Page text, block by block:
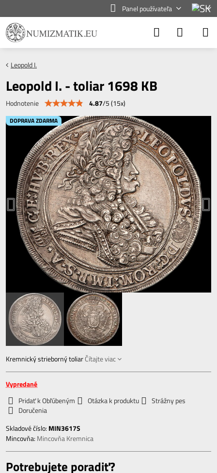
Panel používateľa
DOPRAVA ZDARMA
Leopold I.
Leopold I. - toliar 1698 KB
Hodnotenie 4.87/5(15x)
Kremnický strieborný toliarČítajte viac
Vypredané
Pridať k Obľúbeným
Otázka k produktu
Strážny pes
Doručenia
Skladové číslo: MIN3617S
Mincovňa: Mincovňa Kremnica
Potrebujete poradiť?